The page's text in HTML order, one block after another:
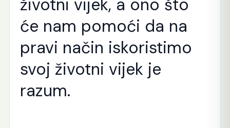
životni vijek, a ono što
će nam pomoći da na
pravi način iskoristimo
svoj životni vijek je
razum.